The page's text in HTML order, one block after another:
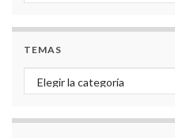
TEMAS
Temas